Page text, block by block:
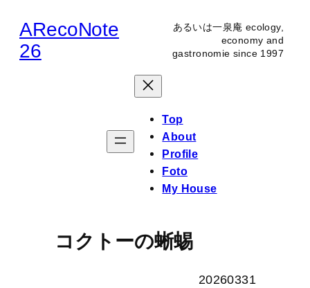
ARecoNote
26
あるいは一泉庵 ecology,
economy and
gastronomie since 1997
Top
About
Profile
Foto
My House
コクトーの蜥蜴
20260331